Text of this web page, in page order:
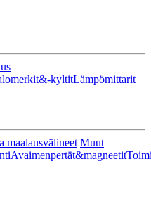
kyltitLämpömittarit
maalausvälineet Muut
Avaimenpertät&magneetit